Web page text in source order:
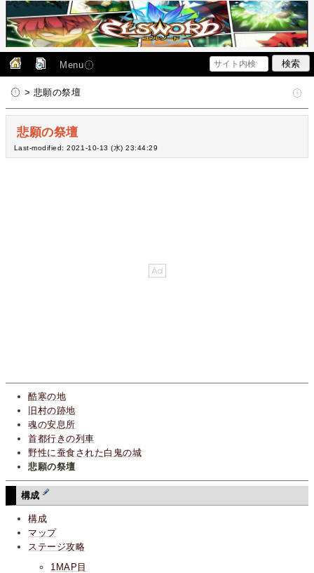
Menu
> 悲願の祭壇
悲願の祭壇
Last-modified: 2021-10-13 (水) 23:44:29
酷寒の地
旧村の跡地
魂の安息所
首都行きの列車
野性に蚕食された白鬼の城
悲願の祭壇
構成
構成
マップ
ステージ攻略
1MAP目